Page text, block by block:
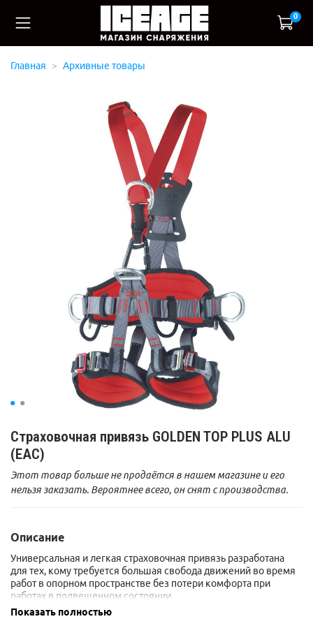
0
Главная Архивные товары
Страховочная привязь GOLDEN TOP PLUS ALU
(EAC)
Этот товар больше не продаётся в нашем магазине и его
нельзя заказать. Вероятнее всего, он снят с производства.
Описание
Универсальная и легкая страховочная привязь разработана
для тех, кому требуется большая свобода движений во время
работ в опорном пространстве без потери комфорта при
работах в подвешенном состоянии.
Патентованная брюшная точка прикрепления отличается
Показать полностью